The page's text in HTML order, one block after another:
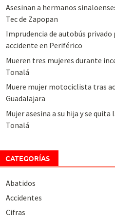
Asesinan a hermanos
Tec de Zapopan
Imprudencia de autobús
accidente en Periférico
Mueren tres mujeres durante
Tonalá
Muere mujer motociclista tras
Guadalajara
Mujer asesina a su hija y se quita
Tonalá
CATEGORÍAS
Abatidos
Accidentes
Cifras